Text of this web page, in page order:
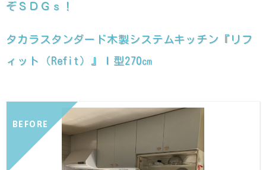
ぞＳＤＧｓ！
タカラスタンダード木製システムキッチン『リフ
ィット（Refit）』Ｉ型270㎝
BEFORE